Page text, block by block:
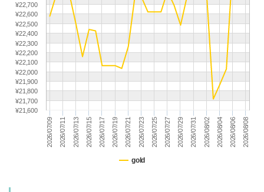
(07/19) 買取相場更新 GOLD(±0)PLATINUM(±0)
(07/18) 買取相場更新 GOLD(±0)PLATINUM(±0)
(07/17) 買取相場更新 GOLD(
-362
(07/16) 買取相場更新 GOLD(-15)PLATINUM(+191)
(07/15) 買取相場更新 GOLD(+283
(07/14) 買取相場更新 GOLD(-338)PLATINUM(-115)
(07/13) 買取相場更新 GOLD(
(07/12) 買取相場更新 GOLD(±0)PLATINUM(±0)
(07/11) 買取相場更新 GOLD(±0)PLATINUM(±0)
(07/10) 買取相場更新 GOLD(
+225 )PLATINUM(+113
(07/09) 買取相場更新 GOLD(-173)PLATINUM(
gold
2026/07/09 2026/07/11 2026/07/13 2026/07/15 2026/07/17 2026/07/19 2026/07/21 2026/07/23 2026/07/25 2026/07/27 2026/07/29 2026/07/31 2026/08/02 2026/08/04 2026/08/06 2026/08/08
¥21,600
¥21,700
¥21,800
¥21,900
¥22,000
¥22,100
¥22,200
¥22,300
¥22,400
¥22,500
¥22,600
¥22,700